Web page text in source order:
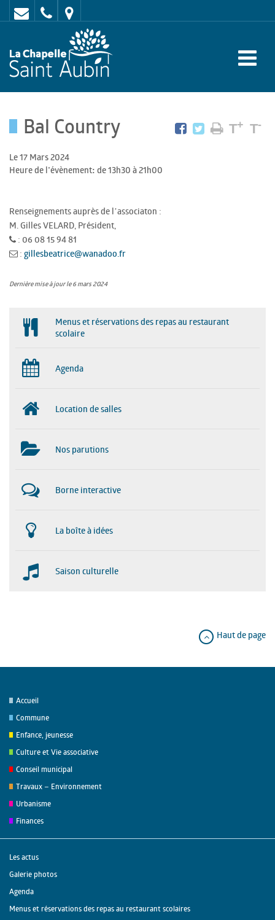
Contact
02
47
62
:
rue
de
-
CHAPELLE
SAINT
AUBIN
Bal Country T+ T-
Le 17 Mars 2024
Heure de l'évènement: de 13h30 à 21h00
Renseignements auprès de l’associaton :
M. Gilles VELARD, Président,
: 06 08 15 94 81
: gillesbeatrice@wanadoo.fr
Dernière mise à jour le 6 mars 2024
Menus et réservations des repas au restaurant
scolaire
Agenda
Location de salles
Nos parutions
Borne interactive
La boîte à idées
Saison culturelle
Haut de page
Accueil
Commune
Enfance, jeunesse
Culture et Vie associative
Conseil municipal
Travaux – Environnement
Urbanisme
Finances
Les actus
Galerie photos
Agenda
Menus et réservations des repas au restaurant scolaires